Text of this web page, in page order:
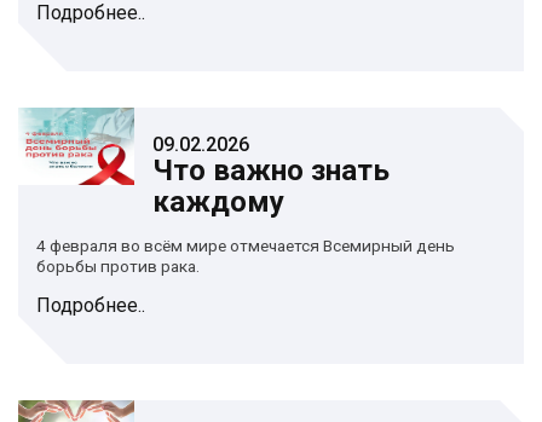
Подробнее..
09.02.2026
Что важно знать
каждому
4 февраля во всём мире отмечается Всемирный день
борьбы против рака.
Подробнее..